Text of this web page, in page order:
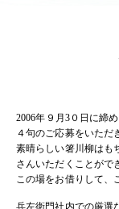
2006年９月3０日に締
４句のご応募をいただ
素晴らしい箸川柳はも
さんいただくことがで
この場をお借りして、
兵左衛門社内での厳選